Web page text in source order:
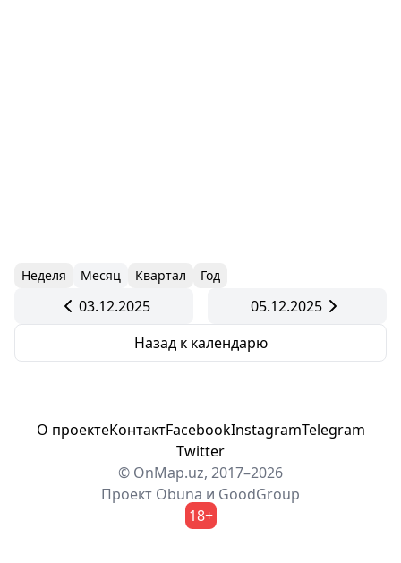
Неделя Месяц Квартал Год
03.12.2025
05.12.2025
Назад к календарю
О проектеКонтактFacebookInstagramTelegram
Twitter
© OnMap.uz, 2017–2026
Проект Obuna и GoodGroup
18+